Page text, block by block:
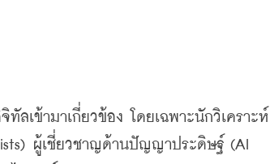
ลเข้ามาเกี่ยวข้อง โดยเฉพาะนักวิเคราะห์
ผู้เชี่ยวชาญด้านปัญญาประดิษฐ์ (AI